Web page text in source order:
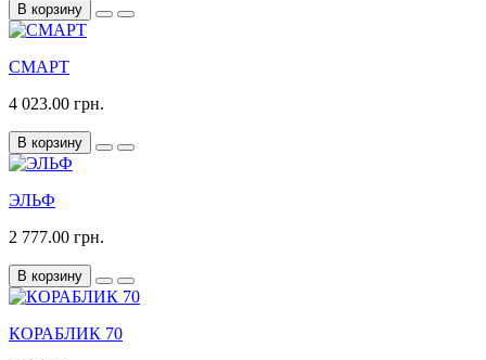
В корзину
СМАРТ
4 023.00 грн.
В корзину
ЭЛЬФ
2 777.00 грн.
В корзину
КОРАБЛИК 70